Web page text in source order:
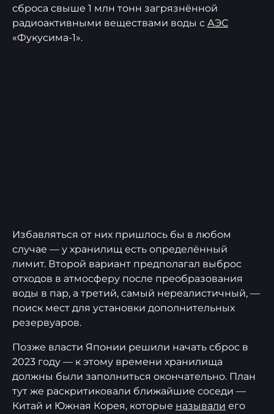
сброса свыше 1 млн тонн загрязнённой
радиоактивными веществами воды с АЭС
«Фукусима-1».
Избавляться от них пришлось бы в любом
случае — у хранилищ есть определённый
лимит. Второй вариант предполагал выброс
отходов в атмосферу после преобразования
воды в пар, а третий, самый нереалистичный, —
поиск мест для установки дополнительных
резервуаров.
Позже власти Японии решили начать сброс в
2023 году — к этому времени хранилища
должны были заполниться окончательно. План
тут же раскритиковали ближайшие соседи —
Китай и Южная Корея, которые называли его